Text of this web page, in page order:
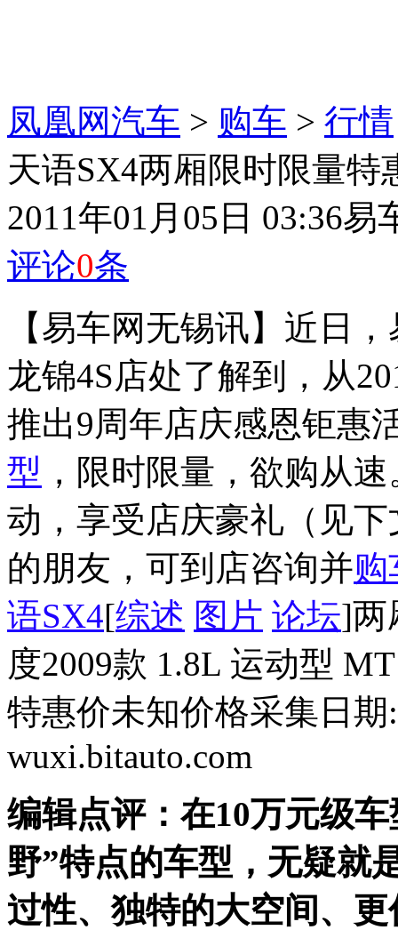
凤凰网汽车 > 购车 > 行情
天语SX4两厢限时限量特
2011年01月05日 03:36易
评论0条
【易车网无锡讯】近日
龙锦4S店处了解到，从
推出9周年店庆感恩钜惠
型 ，限时限量，欲购从
动，享受店庆豪礼（见
的朋友，可到店咨询并购
语SX4[综述 图片 论坛]两
度2009款 1.8L 运动型 MT
特惠价未知价格采集日期
wuxi.bitauto.com
编辑点评： 在10万元级
野”特点的车型，无疑就
过性、独特的大空间、